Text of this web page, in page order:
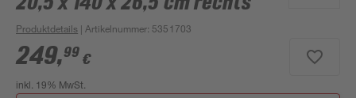
Produktdetails | Artikelnummer: 5351703
249,99 €
inkl. 19% MwSt.